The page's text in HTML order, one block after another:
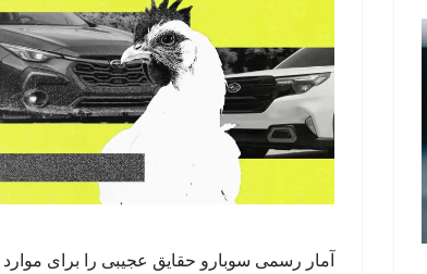
آمار رسمی سوبارو حقایق عجیبی را برای موارد